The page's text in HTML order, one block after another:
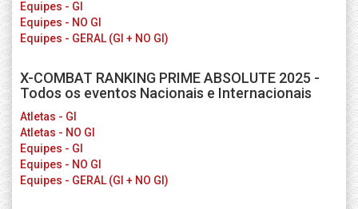
Equipes - GI
Equipes - NO GI
Equipes - GERAL (GI + NO GI)
X-COMBAT RANKING PRIME ABSOLUTE 2025 -
Todos os eventos Nacionais e Internacionais
Atletas - GI
Atletas - NO GI
Equipes - GI
Equipes - NO GI
Equipes - GERAL (GI + NO GI)